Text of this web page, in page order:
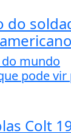
do
mundo
pode vir
Colt